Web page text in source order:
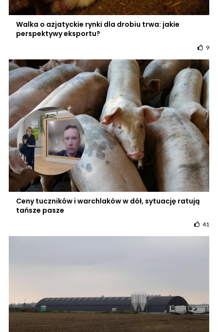
Walka o azjatyckie rynki dla drobiu trwa: jakie
perspektywy eksportu?
9
Ceny tuczników i warchlaków w dół, sytuację ratują
tańsze pasze
41